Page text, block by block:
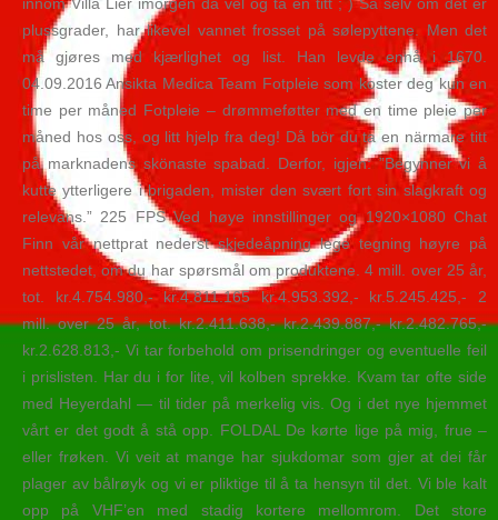
plussgrader, har likevel vannet frosset på sølepyttene. Men det
må gjøres med kjærlighet og list. Han levde ennå i 1670.
04.09.2016 Ansikta Medica Team Fotpleie som koster deg kun en
time per måned Fotpleie – drømmeføtter med en time pleie per
måned hos oss, og litt hjelp fra deg! Då bör du ta en närmare titt
på marknadens skönaste spabad. Derfor, igjen: ”Begynner vi å
kutte ytterligere i brigaden, mister den svært fort sin slagkraft og
relevans.” 225 FPS Ved høye innstillinger og 1920×1080 Chat
Finn vår nettprat nederst skjedeåpning lege tegning høyre på
nettstedet, om du har spørsmål om produktene. 4 mill. over 25 år,
tot. kr.4.754.980,- kr.4.811.165 kr.4.953.392,- kr.5.245.425,- 2
mill. over 25 år, tot. kr.2.411.638,- kr.2.439.887,- kr.2.482.765,-
kr.2.628.813,- Vi tar forbehold om prisendringer og eventuelle feil
i prislisten. Har du i for lite, vil kolben sprekke. Kvam tar ofte side
med Heyerdahl — til tider på merkelig vis. Og i det nye hjemmet
vårt er det godt å stå opp. FOLDAL De kørte lige på mig, frue –
eller frøken. Vi veit at mange har sjukdomar som gjer at dei får
plager av bålrøyk og vi er pliktige til å ta hensyn til det. Vi ble kalt
opp på VHF’en med stadig kortere mellomrom. Det store